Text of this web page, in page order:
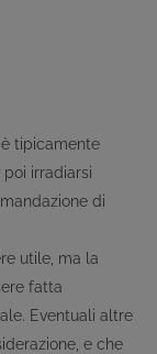
tipicamente
irradiarsi
di
utile, ma la
fatta
Eventuali altre
e che